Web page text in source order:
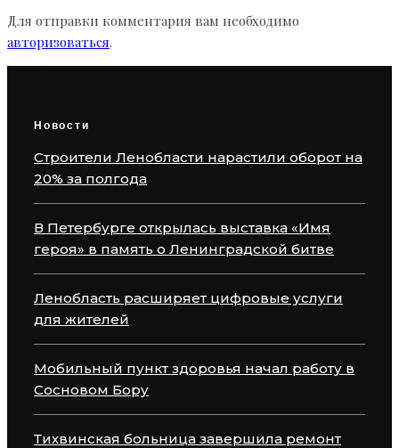
Для отправки комментария вам необходимо
авторизоваться.
Новости
Строители Ленобласти нарастили оборот на
20% за полгода
В Петербурге открылась выставка «Имя
героя» в память о Ленинградской битве
Ленобласть расширяет цифровые услуги
для жителей
Мобильный пункт здоровья начал работу в
Сосновом Бору
Тихвинская больница завершила ремонт